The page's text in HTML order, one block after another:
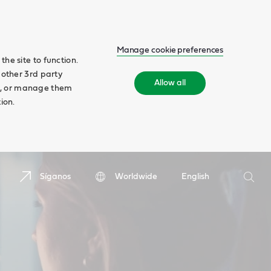
site to function.
other 3rd party
or manage them
Manage cookie preferences
Allow all
Síganos Worldwide
English
Buscar